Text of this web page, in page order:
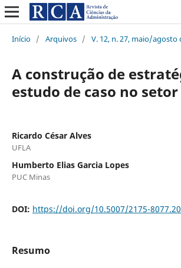
Início / Arquivos / V. 12, n. 27, maio/agosto
A construção de
estudo de caso no
Ricardo César Alves
UFLA
Humberto Elias Garcia Lopes
PUC Minas
DOI: https://doi.org/10.5007/2175-
Resumo